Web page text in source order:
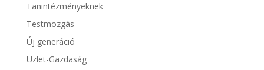
Tanintézményeknek
Testmozgás
Új generáció
Üzlet-Gazdaság